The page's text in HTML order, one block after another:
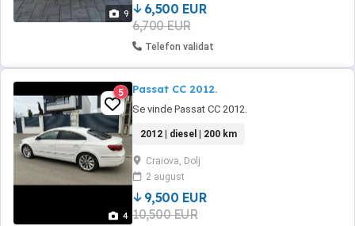
9
... 6,500 EUR
6,700 EUR
Telefon validat
4
5 Passat CC 2012.
Se vinde Passat CC 2012.
2012 | diesel | 200 km
Craiova, Dolj
2 august
9,500 EUR
10,500 EUR